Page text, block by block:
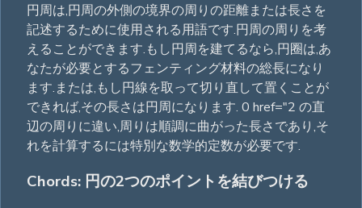
円周は,円周の外側の境界の周りの距離または長さを
記述するために使用される用語です.円周の周りを考
えることができます.もし円周を建てるなら,円圈は,あ
なたが必要とするフェンティング材料の総長になり
ます.または,もし円線を取って切り直して置くことが
できれば,その長さは円周になります. 0 href="2 の直
辺の周りに違い,周りは順調に曲がった長さであり,そ
れを計算するには特別な数学的定数が必要です.
Chords: 円の2つのポイントを結びつける